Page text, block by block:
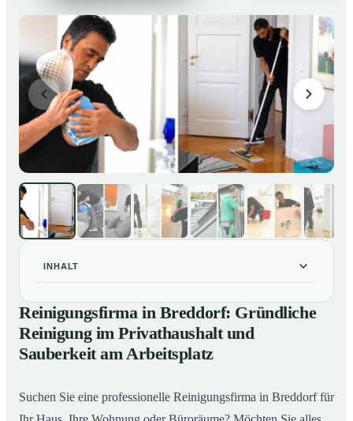
INHALT
01Reinigungsfirma in Breddorf: Gründliche Reinigung im
Privathaushalt und Sauberkeit am Arbeitsplatz
02 So arbeitet eine Reinigungsfirma in Breddorf
Reinigungsfirma in Breddorf: Gründliche
Reinigung im Privathaushalt und
Sauberkeit am Arbeitsplatz
Suchen Sie eine professionelle Reinigungsfirma in Breddorf für